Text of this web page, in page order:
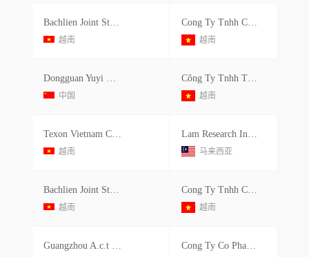
Bachlien Joint Stock Company
越南
Cong Ty Tnhh Canon Viet Nam- Chi Nhanh Que Vo
越南
Dongguan Yuyi Trading Co., Ltd
中国
Công Ty Tnhh Thương Mại Và Tiếp Vận Lợi Tài
越南
Texon Vietnam Company Limited
越南
Lam Research International Sdn. Bhd
马来西亚
Bachlien Joint Stock Company
越南
Cong Ty Tnhh Canon Viet Nam- Chi Nhanh Que Vo
越南
Guangzhou A.c.t Products Co.,limited Cong Ty Co Phan Aglutech